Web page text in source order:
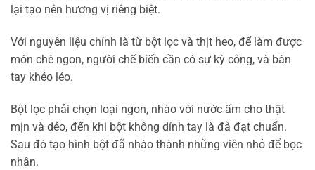
lại tạo nên hương vị riêng biệt.
Với nguyên liệu chính là từ bột lọc và thịt heo, để làm được
món chè ngon, người chế biến cần có sự kỳ công, và bàn
tay khéo léo.
Bột lọc phải chọn loại ngon, nhào với nước ấm cho thật
mịn và dẻo, đến khi bột không dính tay là đã đạt chuẩn.
Sau đó tạo hình bột đã nhào thành những viên nhỏ để bọc
nhân.